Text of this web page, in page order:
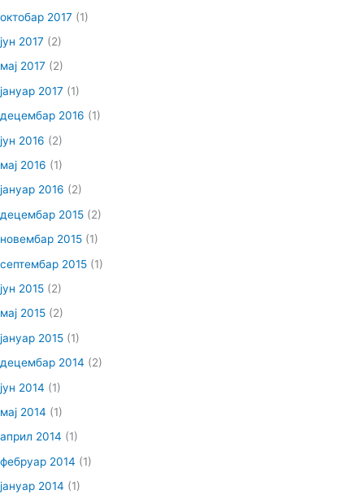
октобар 2017 (1)
јун 2017 (2)
мај 2017 (2)
јануар 2017 (1)
децембар 2016 (1)
јун 2016 (2)
мај 2016 (1)
јануар 2016 (2)
децембар 2015 (2)
новембар 2015 (1)
септембар 2015 (1)
јун 2015 (2)
мај 2015 (2)
јануар 2015 (1)
децембар 2014 (2)
јун 2014 (1)
мај 2014 (1)
април 2014 (1)
фебруар 2014 (1)
јануар 2014 (1)